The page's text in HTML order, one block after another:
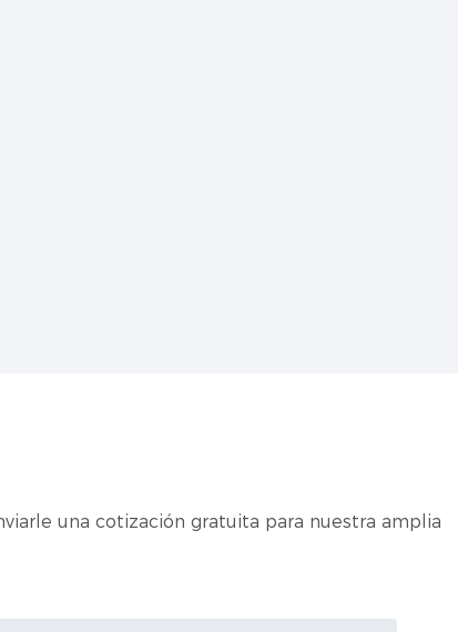
una cotización gratuita para nuestra amplia